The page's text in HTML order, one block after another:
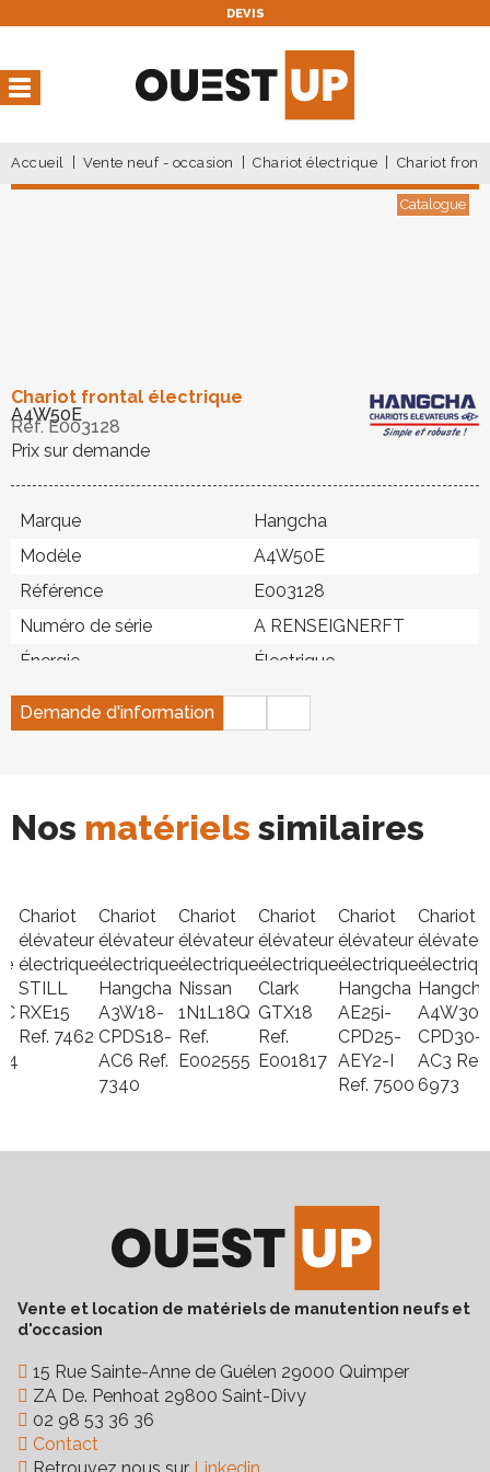
DEVIS
Accueil Vente neuf - occasion Chariot électrique Chariot
Catalogue
Chariot frontal électrique
A4W50E
Ref.E003128
Prix sur demande
Marque
Hangcha
Modèle
A4W50E
Référence
E003128
Numéro de série
A RENSEIGNERFT
Énergie
Électrique
Hauteur de levée
5 m
Capacité de levage
5 000 kg
Poids
7 100 kg
Équipements
TDL (déplacement latéral)
Type de pneu
Plein souple non marquant
Longueur des fourches
1 800 mm
Fréquence VGP
6 mois
Hauteur de mât abaissé
2 350 mm
Nombre de roues
Demande d'information
Nos matériels similaires
Chariot
élévateur
électrique
STILL
RXE15
Ref. 7462
Chariot
élévateur
électrique
Hangcha
A3W18-
CPDS18-
AC6 Ref.
7340
Chariot
élévateur
électrique
Nissan
1N1L18Q
Ref.
E002555
Chariot
élévateur
électrique
Clark
GTX18
Ref.
E001817
Chariot
élévateur
électrique
Hangcha
AE25i-
CPD25-
AEY2-I
Ref. 7500
Chariot
Hangcha
A4W30-
CPD30-
AC3 Ref.
6973
Vente et location de matériels de manutention neufs et
d'occasion
15 Rue Sainte-Anne de Guélen 29000 Quimper
ZA De. Penhoat 29800 Saint-Divy
02 98 53 36 36
Contact
Vous avez une réservation
en cours
Vous n'avez pas de réservation en cours